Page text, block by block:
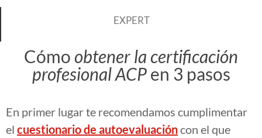
EXPERT
Cómoobtener la certificación
profesional ACPen 3 pasos
En primer lugar te recomendamos cumplimentar
el cuestionario de autoevaluacióncon el que